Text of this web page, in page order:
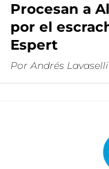
Procesan a
por el
Espert
Por Andrés Lavaselli